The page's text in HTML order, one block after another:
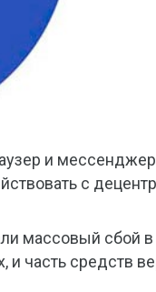
и
с
массовый сбой в
и часть средств